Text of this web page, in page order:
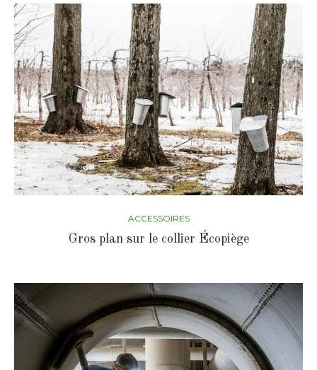
ACCESSOIRES
Gros plan sur le collier Écopiège